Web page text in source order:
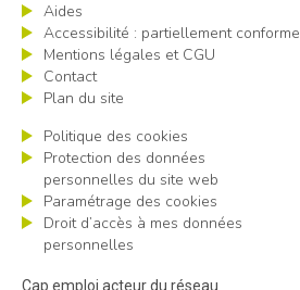
Aides
Accessibilité : partiellement conforme
Mentions légales et CGU
Contact
Plan du site
Politique des cookies
Protection des données
personnelles du site web
Paramétrage des cookies
Droit d’accès à mes données
personnelles
Cap emploi acteur du réseau